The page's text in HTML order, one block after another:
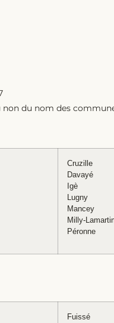
du nom des
Cruzille
Davayé
Igè
Lugny
Mancey
Milly-
Péronne
Fuissé